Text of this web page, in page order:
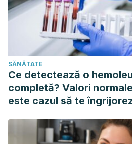
SĂNĂTATE
Ce detectează o
completă? Valori
este cazul să te